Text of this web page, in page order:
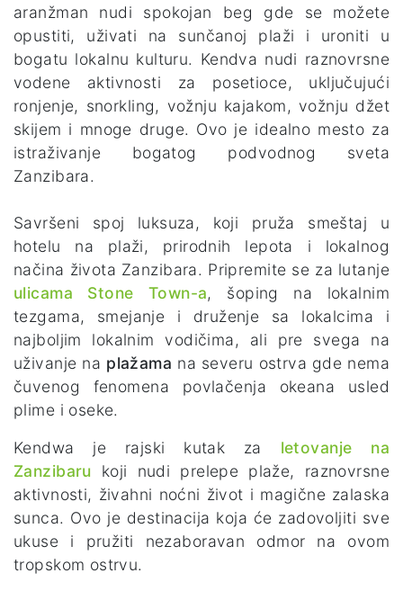
aranžman nudi spokojan beg gde se možete
opustiti, uživati na sunčanoj plaži i uroniti u
bogatu lokalnu kulturu. Kendva nudi raznovrsne
vodene aktivnosti za posetioce, uključujući
ronjenje, snorkling, vožnju kajakom, vožnju džet
skijem i mnoge druge. Ovo je idealno mesto za
istraživanje bogatog podvodnog sveta
Zanzibara.
Savršeni spoj luksuza, koji pruža smeštaj u
hotelu na plaži, prirodnih lepota i lokalnog
načina života Zanzibara. Pripremite se za lutanje
ulicama Stone Town-a, šoping na lokalnim
tezgama, smejanje i druženje sa lokalcima i
najboljim lokalnim vodičima, ali pre svega na
uživanje na plažama na severu ostrva gde nema
čuvenog fenomena povlačenja okeana usled
plime i oseke.
Kendwa je rajski kutak za letovanje na
Zanzibaru koji nudi prelepe plaže, raznovrsne
aktivnosti, živahni noćni život i magične zalaska
sunca. Ovo je destinacija koja će zadovoljiti sve
ukuse i pružiti nezaboravan odmor na ovom
tropskom ostrvu.